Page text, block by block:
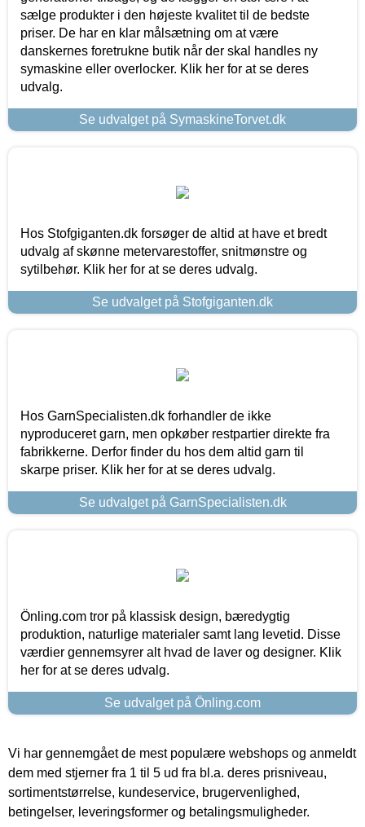
sælge produkter i den højeste kvalitet til de bedste
priser. De har en klar målsætning om at være
danskernes foretrukne butik når der skal handles ny
symaskine eller overlocker. Klik her for at se deres
udvalg.
Se udvalget på SymaskineTorvet.dk
Hos Stofgiganten.dk forsøger de altid at have et bredt
udvalg af skønne metervarestoffer, snitmønstre og
sytilbehør. Klik her for at se deres udvalg.
Se udvalget på Stofgiganten.dk
Hos GarnSpecialisten.dk forhandler de ikke
nyproduceret garn, men opkøber restpartier direkte fra
fabrikkerne. Derfor finder du hos dem altid garn til
skarpe priser. Klik her for at se deres udvalg.
Se udvalget på GarnSpecialisten.dk
Önling.com tror på klassisk design, bæredygtig
produktion, naturlige materialer samt lang levetid. Disse
værdier gennemsyrer alt hvad de laver og designer. Klik
her for at se deres udvalg.
Se udvalget på Önling.com
Vi har gennemgået de mest populære webshops og anmeldt
dem med stjerner fra 1 til 5 ud fra bl.a. deres prisniveau,
sortimentstørrelse, kundeservice, brugervenlighed,
betingelser, leveringsformer og betalingsmuligheder.